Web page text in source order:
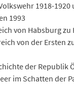
1918-
1993
von Habsburg zu
von der Ersten
der Republik
im Schatten der